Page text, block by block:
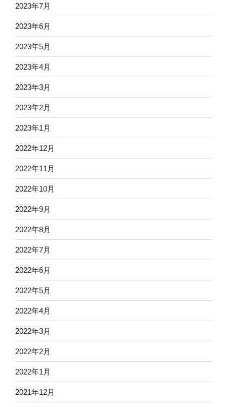
2023年7月
2023年6月
2023年5月
2023年4月
2023年3月
2023年2月
2023年1月
2022年12月
2022年11月
2022年10月
2022年9月
2022年8月
2022年7月
2022年6月
2022年5月
2022年4月
2022年3月
2022年2月
2022年1月
2021年12月